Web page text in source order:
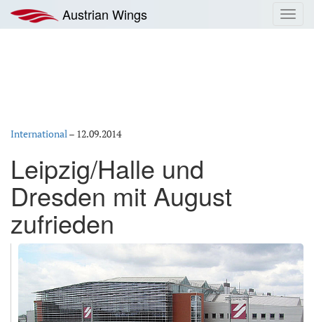
Inhalt
springen
Austrian Wings
International– 12.09.2014
Leipzig/Halle und
Dresden mit August
zufrieden